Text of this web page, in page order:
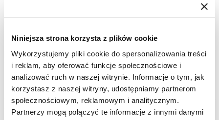
Niniejsza strona korzysta z plików cookie
Wykorzystujemy pliki cookie do spersonalizowania treści
i reklam, aby oferować funkcje społecznościowe i
analizować ruch w naszej witrynie. Informacje o tym, jak
korzystasz z naszej witryny, udostępniamy partnerom
społecznościowym, reklamowym i analitycznym.
Partnerzy mogą połączyć te informacje z innymi danymi
13.05.2013
przewiń
Zmiana nazwy jest zawsze bardzo ważnym momentem w historii
i funkcjonowaniu każdej firmy. Nowa marka to często okazja
do prezentacji nowego obszaru działalności, wdrożenia do produkcji
innowacyjnej gamy produktów oraz niespotykanych u konkurencji
rozwiązań.